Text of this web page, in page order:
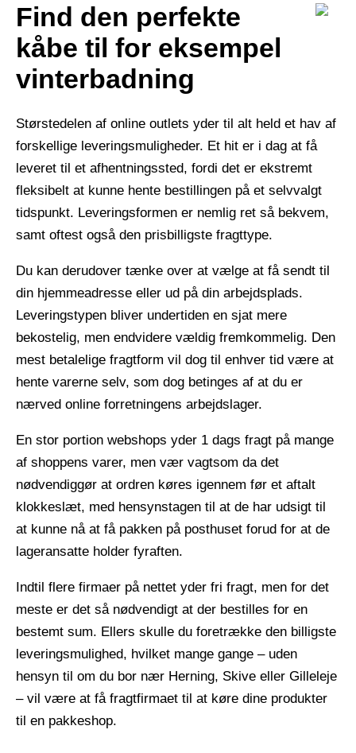
Find den perfekte
kåbe til for eksempel
vinterbadning
Størstedelen af online outlets yder til alt held et hav af
forskellige leveringsmuligheder. Et hit er i dag at få
leveret til et afhentningssted, fordi det er ekstremt
fleksibelt at kunne hente bestillingen på et selvvalgt
tidspunkt. Leveringsformen er nemlig ret så bekvem,
samt oftest også den prisbilligste fragttype.
Du kan derudover tænke over at vælge at få sendt til
din hjemmeadresse eller ud på din arbejdsplads.
Leveringstypen bliver undertiden en sjat mere
bekostelig, men endvidere vældig fremkommelig. Den
mest betalelige fragtform vil dog til enhver tid være at
hente varerne selv, som dog betinges af at du er
nærved online forretningens arbejdslager.
En stor portion webshops yder 1 dags fragt på mange
af shoppens varer, men vær vagtsom da det
nødvendiggør at ordren køres igennem før et aftalt
klokkeslæt, med hensynstagen til at de har udsigt til
at kunne nå at få pakken på posthuset forud for at de
lageransatte holder fyraften.
Indtil flere firmaer på nettet yder fri fragt, men for det
meste er det så nødvendigt at der bestilles for en
bestemt sum. Ellers skulle du foretrække den billigste
leveringsmulighed, hvilket mange gange – uden
hensyn til om du bor nær Herning, Skive eller Gilleleje
– vil være at få fragtfirmaet til at køre dine produkter
til en pakkeshop.